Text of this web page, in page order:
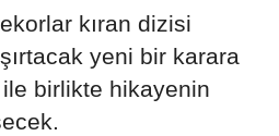
kıran dizisi
yeni bir karara
birlikte hikayenin